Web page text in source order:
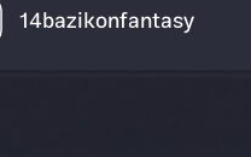
14bazikonfantasy